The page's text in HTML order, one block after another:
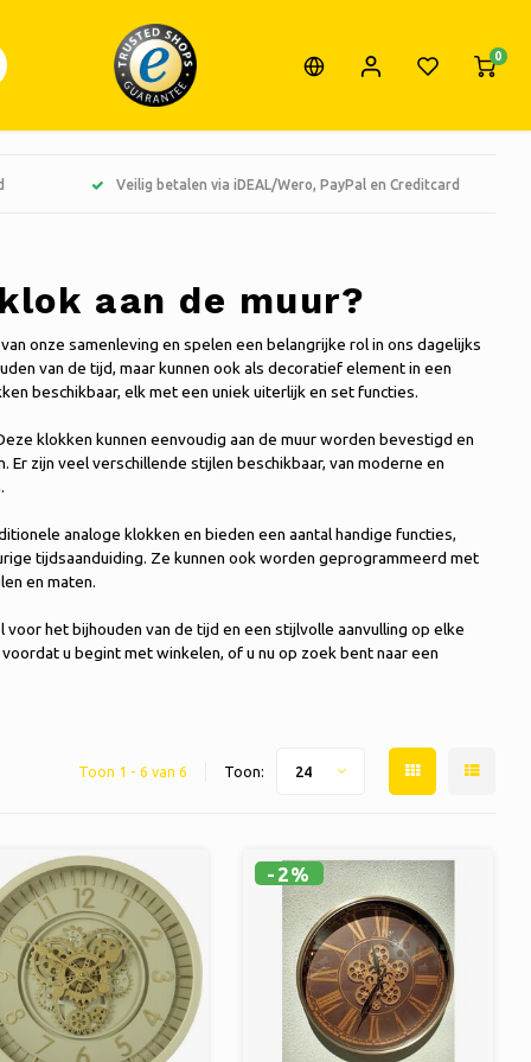
0
Veilig betalen via iDEAL/Wero, PayPal en Creditcard
aan de muur?
onze samenleving en spelen een belangrijke rol in ons dagelijks
van de tijd, maar kunnen ook als decoratief element in een
beschikbaar, elk met een uniek uiterlijk en set functies.
klokken kunnen eenvoudig aan de muur worden bevestigd en
zijn veel verschillende stijlen beschikbaar, van moderne en
analoge klokken en bieden een aantal handige functies,
tijdsaanduiding. Ze kunnen ook worden geprogrammeerd met
en maten.
het bijhouden van de tijd en een stijlvolle aanvulling op elke
u begint met winkelen, of u nu op zoek bent naar een
Toon 1 - 6 van 6 Toon: 24
-2%